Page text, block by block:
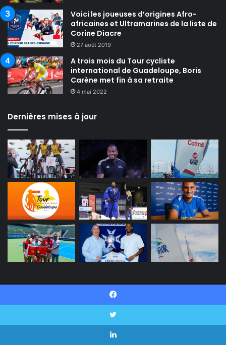
Voici les joueuses d’origines Afro-
africaines et Ultramarines de la liste de
Corine Diacre
27 août 2019
A trois mois du Tour cycliste
international de Guadeloupe, Boris
Carène met fin à sa retraite
4 mai 2022
Dernières mises à jour
Politique de confidentialité
Facebook
Twitter